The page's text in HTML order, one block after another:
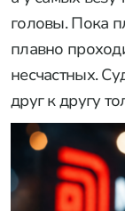
головы. Пока
плавно
несчастных.
друг к другу